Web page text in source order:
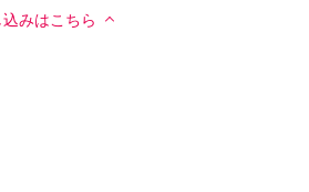
みはこちら